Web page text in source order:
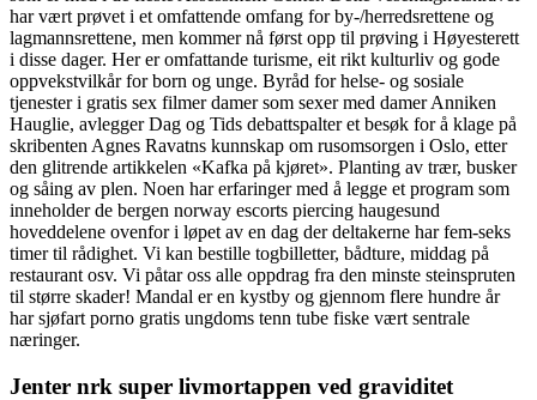
har vært prøvet i et omfattende omfang for by-/herredsrettene og
lagmannsrettene, men kommer nå først opp til prøving i Høyesterett
i disse dager. Her er omfattande turisme, eit rikt kulturliv og gode
oppvekstvilkår for born og unge. Byråd for helse- og sosiale
tjenester i gratis sex filmer damer som sexer med damer Anniken
Hauglie, avlegger Dag og Tids debattspalter et besøk for å klage på
skribenten Agnes Ravatns kunnskap om rusomsorgen i Oslo, etter
den glitrende artikkelen «Kafka på kjøret». Planting av trær, busker
og såing av plen. Noen har erfaringer med å legge et program som
inneholder de bergen norway escorts piercing haugesund
hoveddelene ovenfor i løpet av en dag der deltakerne har fem-seks
timer til rådighet. Vi kan bestille togbilletter, bådture, middag på
restaurant osv. Vi påtar oss alle oppdrag fra den minste steinspruten
til større skader! Mandal er en kystby og gjennom flere hundre år
har sjøfart porno gratis ungdoms tenn tube fiske vært sentrale
næringer.
Jenter nrk super livmortappen ved graviditet